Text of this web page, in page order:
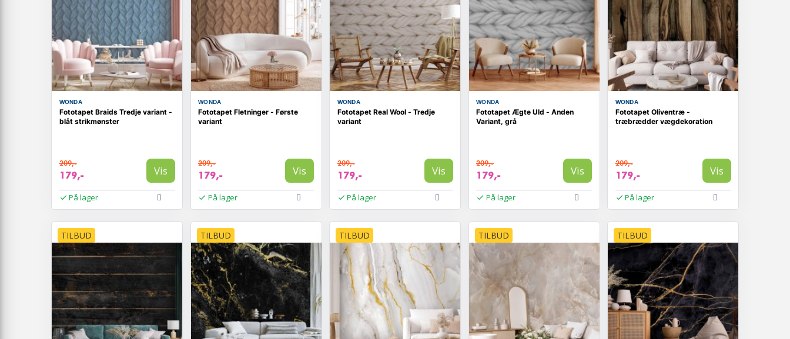
WONDA
Fototapet Braids Tredje variant -
blåt strikmønster
209,-
179,- Vis
På lager
WONDA
Fototapet Fletninger - Første
variant
209,-
179,- Vis
På lager
WONDA
Fototapet Real Wool - Tredje
variant
209,-
179,- Vis
På lager
WONDA
Fototapet Ægte Uld - Anden
Variant, grå
209,-
179,- Vis
På lager
WONDA
Fototapet Oliventræ -
træbrædder vægdekoration
209,-
179,- Vis
På lager
TILBUD TILBUD TILBUD TILBUD TILBUD